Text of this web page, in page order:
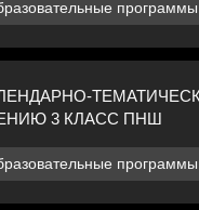
программы
3 КЛАСС ПНШ
программы